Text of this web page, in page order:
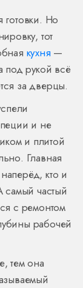
готовки. Но
тот
кухня —
под рукой всё
за дверцы.
и не
и плитой
Главная
кто и
самый частый
с ремонтом
рабочей
тем она